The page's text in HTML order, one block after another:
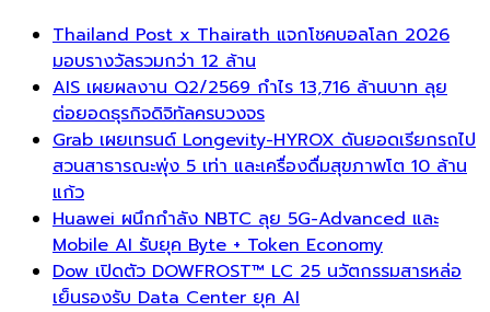
Thailand Post x Thairath แจกโชคบอลโลก 2026
มอบรางวัลรวมกว่า 12 ล้าน
AIS เผยผลงาน Q2/2569 กำไร 13,716 ล้านบาท ลุย
ต่อยอดธุรกิจดิจิทัลครบวงจร
Grab เผยเทรนด์ Longevity-HYROX ดันยอดเรียกรถไป
สวนสาธารณะพุ่ง 5 เท่า และเครื่องดื่มสุขภาพโต 10 ล้าน
แก้ว
Huawei ผนึกกำลัง NBTC ลุย 5G-Advanced และ
Mobile AI รับยุค Byte + Token Economy
Dow เปิดตัว DOWFROST™ LC 25 นวัตกรรมสารหล่อ
เย็นรองรับ Data Center ยุค AI